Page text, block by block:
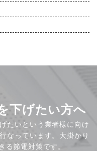
下げたい方へ
たいという業者様に向け
なっています。大掛かり
る節電対策です。